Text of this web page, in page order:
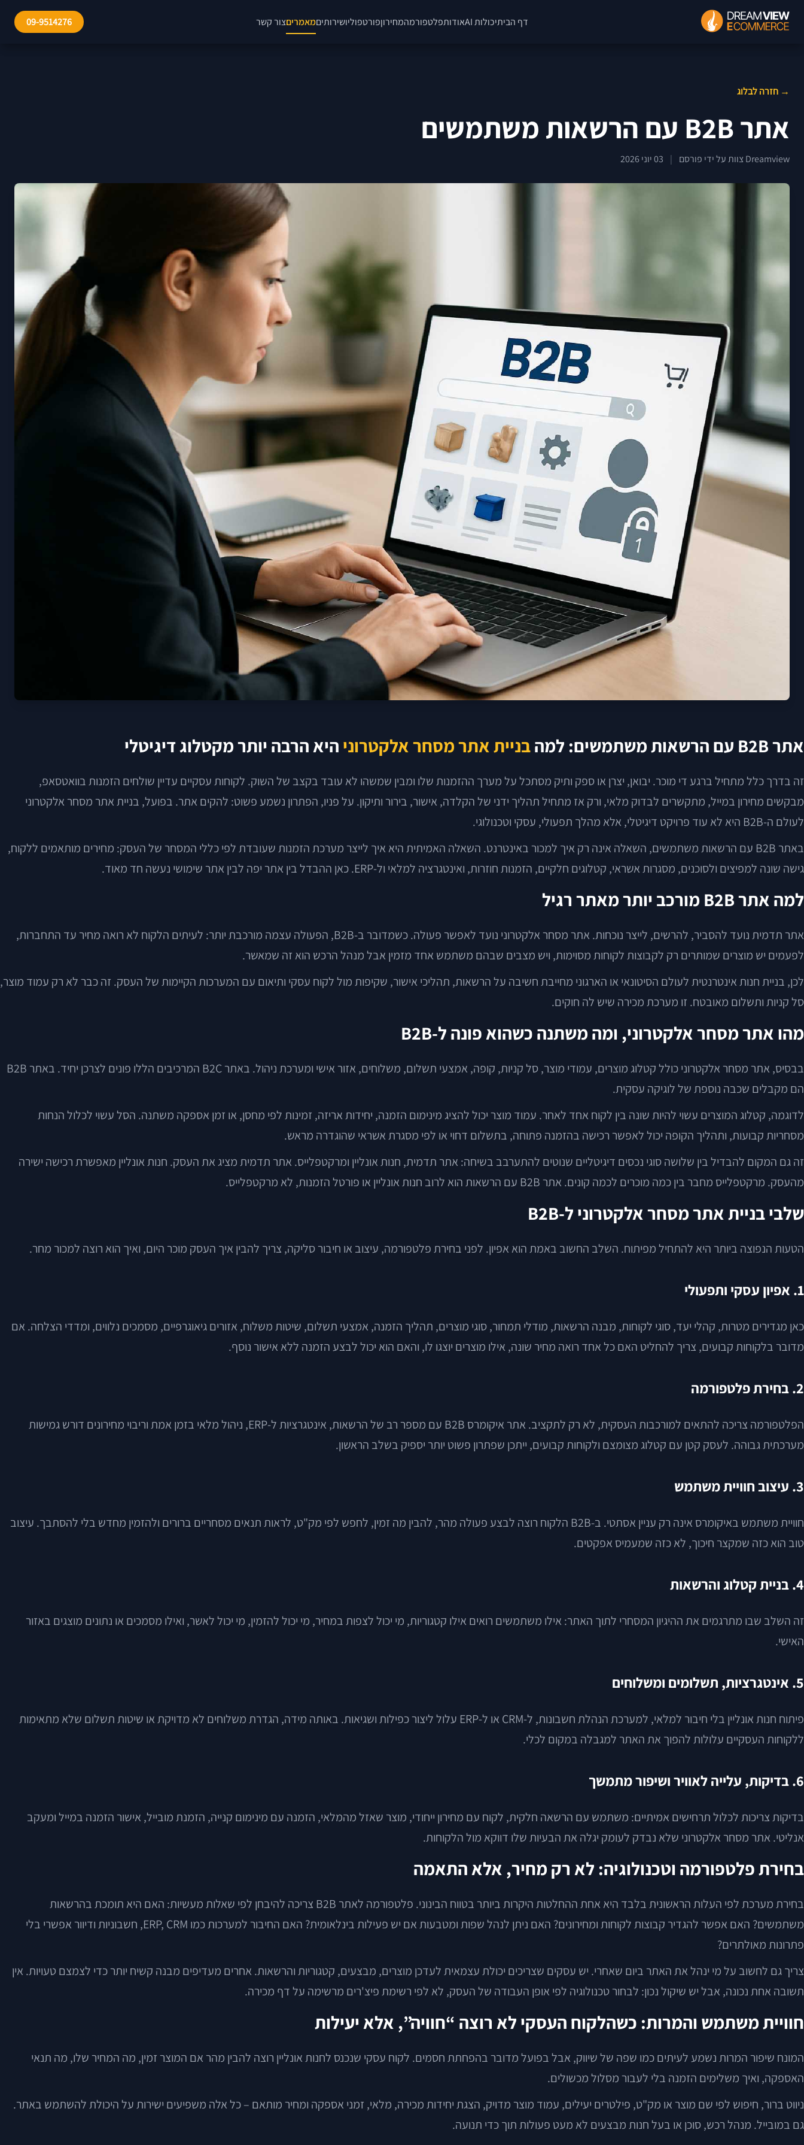
דף הביתיכולות AI אודותפלטפורמהמחירוןפורטפוליושירותיםמאמריםצור קשר 09-9514276
→ חזרה לבלוג
אתר B2B עם הרשאות משתמשים
Dreamview צוות על ידי פורסם | 03 יוני 2026
אתר B2B עם הרשאות משתמשים: למה בניית אתר מסחר אלקטרוני היא הרבה יותר מקטלוג דיגיטלי
זה בדרך כלל מתחיל ברגע די מוכר. יבואן, יצרן או ספק ותיק מסתכל על מערך ההזמנות שלו ומבין שמשהו לא עובד בקצב של השוק. לקוחות עסקיים עדיין שולחים הזמנות בוואטסאפ,
מבקשים מחירון במייל, מתקשרים לבדוק מלאי, ורק אז מתחיל תהליך ידני של הקלדה, אישור, בירור ותיקון. על פניו, הפתרון נשמע פשוט: להקים אתר. בפועל, בניית אתר מסחר אלקטרוני
לעולם ה-B2B היא לא עוד פרויקט דיגיטלי, אלא מהלך תפעולי, עסקי וטכנולוגי.
באתר B2B עם הרשאות משתמשים, השאלה אינה רק איך למכור באינטרנט. השאלה האמיתית היא איך לייצר מערכת הזמנות שעובדת לפי כללי המסחר של העסק: מחירים מותאמים ללקוח,
גישה שונה למפיצים ולסוכנים, מסגרות אשראי, קטלוגים חלקיים, הזמנות חוזרות, ואינטגרציה למלאי ול-ERP. כאן ההבדל בין אתר יפה לבין אתר שימושי נעשה חד מאוד.
למה אתר B2B מורכב יותר מאתר רגיל
אתר תדמית נועד להסביר, להרשים, לייצר נוכחות. אתר מסחר אלקטרוני נועד לאפשר פעולה. כשמדובר ב-B2B, הפעולה עצמה מורכבת יותר: לעיתים הלקוח לא רואה מחיר עד התחברות,
לפעמים יש מוצרים שמותרים רק לקבוצות לקוחות מסוימות, ויש מצבים שבהם משתמש אחד מזמין אבל מנהל הרכש הוא זה שמאשר.
לכן, בניית חנות אינטרנטית לעולם הסיטונאי או הארגוני מחייבת חשיבה על הרשאות, תהליכי אישור, שקיפות מול לקוח עסקי ותיאום עם המערכות הקיימות של העסק. זה כבר לא רק עמוד מוצר,
סל קניות ותשלום מאובטח. זו מערכת מכירה שיש לה חוקים.
מהו אתר מסחר אלקטרוני, ומה משתנה כשהוא פונה ל-B2B
בבסיס, אתר מסחר אלקטרוני כולל קטלוג מוצרים, עמודי מוצר, סל קניות, קופה, אמצעי תשלום, משלוחים, אזור אישי ומערכת ניהול. באתר B2C המרכיבים הללו פונים לצרכן יחיד. באתר B2B
הם מקבלים שכבה נוספת של לוגיקה עסקית.
לדוגמה, קטלוג המוצרים עשוי להיות שונה בין לקוח אחד לאחר. עמוד מוצר יכול להציג מינימום הזמנה, יחידות אריזה, זמינות לפי מחסן, או זמן אספקה משתנה. הסל עשוי לכלול הנחות
מסחריות קבועות, ותהליך הקופה יכול לאפשר רכישה בהזמנה פתוחה, בתשלום דחוי או לפי מסגרת אשראי שהוגדרה מראש.
זה גם המקום להבדיל בין שלושה סוגי נכסים דיגיטליים שנוטים להתערבב בשיחה: אתר תדמית, חנות אונליין ומרקטפלייס. אתר תדמית מציג את העסק. חנות אונליין מאפשרת רכישה ישירה
מהעסק. מרקטפלייס מחבר בין כמה מוכרים לכמה קונים. אתר B2B עם הרשאות הוא לרוב חנות אונליין או פורטל הזמנות, לא מרקטפלייס.
שלבי בניית אתר מסחר אלקטרוני ל-B2B
הטעות הנפוצה ביותר היא להתחיל מפיתוח. השלב החשוב באמת הוא אפיון. לפני בחירת פלטפורמה, עיצוב או חיבור סליקה, צריך להבין איך העסק מוכר היום, ואיך הוא רוצה למכור מחר.
1. אפיון עסקי ותפעולי
כאן מגדירים מטרות, קהלי יעד, סוגי לקוחות, מבנה הרשאות, מודלי תמחור, סוגי מוצרים, תהליך הזמנה, אמצעי תשלום, שיטות משלוח, אזורים גיאוגרפיים, מסמכים נלווים, ומדדי הצלחה. אם
מדובר בלקוחות קבועים, צריך להחליט האם כל אחד רואה מחיר שונה, אילו מוצרים יוצגו לו, והאם הוא יכול לבצע הזמנה ללא אישור נוסף.
2. בחירת פלטפורמה
הפלטפורמה צריכה להתאים למורכבות העסקית, לא רק לתקציב. אתר איקומרס B2B עם מספר רב של הרשאות, אינטגרציות ל-ERP, ניהול מלאי בזמן אמת וריבוי מחירונים דורש גמישות
מערכתית גבוהה. לעסק קטן עם קטלוג מצומצם ולקוחות קבועים, ייתכן שפתרון פשוט יותר יספיק בשלב הראשון.
3. עיצוב חוויית משתמש
חוויית משתמש באיקומרס אינה רק עניין אסתטי. ב-B2B הלקוח רוצה לבצע פעולה מהר, להבין מה זמין, לחפש לפי מק"ט, לראות תנאים מסחריים ברורים ולהזמין מחדש בלי להסתבך. עיצוב
טוב הוא כזה שמקצר חיכוך, לא כזה שמעמיס אפקטים.
4. בניית קטלוג והרשאות
זה השלב שבו מתרגמים את ההיגיון המסחרי לתוך האתר: אילו משתמשים רואים אילו קטגוריות, מי יכול לצפות במחיר, מי יכול להזמין, מי יכול לאשר, ואילו מסמכים או נתונים מוצגים באזור
האישי.
5. אינטגרציות, תשלומים ומשלוחים
פיתוח חנות אונליין בלי חיבור למלאי, למערכת הנהלת חשבונות, ל-CRM או ל-ERP עלול ליצור כפילות ושגיאות. באותה מידה, הגדרת משלוחים לא מדויקת או שיטות תשלום שלא מתאימות
ללקוחות העסקיים עלולות להפוך את האתר למגבלה במקום לכלי.
6. בדיקות, עלייה לאוויר ושיפור מתמשך
בדיקות צריכות לכלול תרחישים אמיתיים: משתמש עם הרשאה חלקית, לקוח עם מחירון ייחודי, מוצר שאזל מהמלאי, הזמנה עם מינימום קנייה, הזמנת מובייל, אישור הזמנה במייל ומעקב
אנליטי. אתר מסחר אלקטרוני שלא נבדק לעומק יגלה את הבעיות שלו דווקא מול הלקוחות.
בחירת פלטפורמה וטכנולוגיה: לא רק מחיר, אלא התאמה
בחירת מערכת לפי העלות הראשונית בלבד היא אחת ההחלטות היקרות ביותר בטווח הבינוני. פלטפורמה לאתר B2B צריכה להיבחן לפי שאלות מעשיות: האם היא תומכת בהרשאות
משתמשים? האם אפשר להגדיר קבוצות לקוחות ומחירונים? האם ניתן לנהל שפות ומטבעות אם יש פעילות בינלאומית? האם החיבור למערכות כמו ERP, CRM, חשבוניות ודיוור אפשרי בלי
פתרונות מאולתרים?
צריך גם לחשוב על מי ינהל את האתר ביום שאחרי. יש עסקים שצריכים יכולת עצמאית לעדכן מוצרים, מבצעים, קטגוריות והרשאות. אחרים מעדיפים מבנה קשיח יותר כדי לצמצם טעויות. אין
תשובה אחת נכונה, אבל יש שיקול נכון: לבחור טכנולוגיה לפי אופן העבודה של העסק, לא לפי רשימת פיצ'רים מרשימה על דף מכירה.
חוויית משתמש והמרות: כשהלקוח העסקי לא רוצה “חוויה”, אלא יעילות
המונח שיפור המרות נשמע לעיתים כמו שפה של שיווק, אבל בפועל מדובר בהפחתת חסמים. לקוח עסקי שנכנס לחנות אונליין רוצה להבין מהר אם המוצר זמין, מה המחיר שלו, מה תנאי
האספקה, ואיך משלימים הזמנה בלי לעבור מסלול מכשולים.
ניווט ברור, חיפוש לפי שם מוצר או מק"ט, פילטרים יעילים, עמוד מוצר מדויק, הצגת יחידות מכירה, מלאי, זמני אספקה ומחיר מותאם – כל אלה משפיעים ישירות על היכולת להשתמש באתר.
גם במובייל. מנהל רכש, סוכן או בעל חנות מבצעים לא מעט פעולות תוך כדי תנועה.